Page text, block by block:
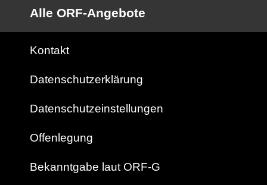
Alle ORF-Angebote
Kontakt
Datenschutzerklärung
Datenschutzeinstellungen
Offenlegung
Bekanntgabe laut ORF-G